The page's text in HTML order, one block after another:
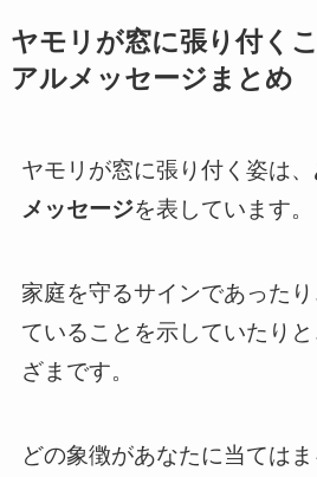
ヤモリが窓に張り付く
アルメッセージまとめ
ヤモリが窓に張り付く姿は、
メッセージを表しています。
家庭を守るサインであった
ていることを示していたり
ざまです。
どの象徴があなたに当ては